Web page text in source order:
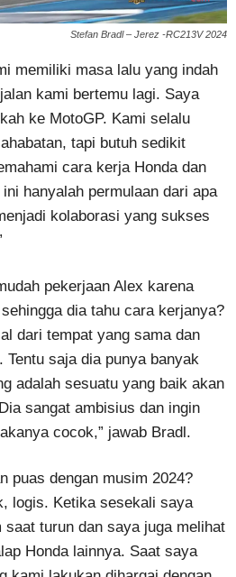
Stefan Bradl – Jerez -RC213V 2024
memiliki masa lalu yang indah
kami bertemu lagi. Saya
ke MotoGP. Kami selalu
tapi butuh sedikit
cara kerja Honda dan
hanyalah permulaan dari apa
kolaborasi yang sukses
pekerjaan Alex karena
dia tahu cara kerjanya?
dari tempat yang sama dan
Tentu saja dia punya banyak
adalah sesuatu yang baik akan
sangat ambisius dan ingin
cocok,” jawab Bradl.
puas dengan musim 2024?
logis. Ketika sesekali saya
turun dan saya juga melihat
Honda lainnya. Saat saya